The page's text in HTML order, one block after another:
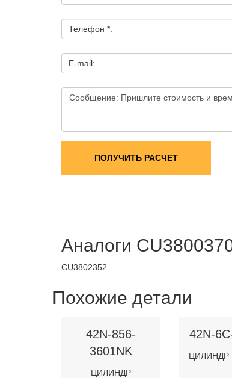
Телефон *:
E-mail:
ПОЛУЧИТЬ РАСЧЕТ
Аналоги
CU3802352
Похожие детали
42N-856-
3601NK
ЦИЛИНДР
42N-
ЦИЛИНДР